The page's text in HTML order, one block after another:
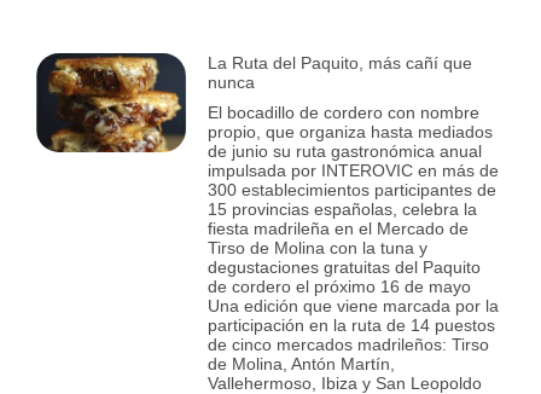
La Ruta del Paquito, más cañí que
nunca
El bocadillo de cordero con nombre
propio, que organiza hasta mediados
de junio su ruta gastronómica anual
impulsada por INTEROVIC en más de
300 establecimientos participantes de
15 provincias españolas, celebra la
fiesta madrileña en el Mercado de
Tirso de Molina con la tuna y
degustaciones gratuitas del Paquito
de cordero el próximo 16 de mayo
Una edición que viene marcada por la
participación en la ruta de 14 puestos
de cinco mercados madrileños: Tirso
de Molina, Antón Martín,
Vallehermoso, Ibiza y San Leopoldo